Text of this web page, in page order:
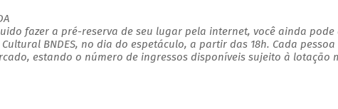
fazer a pré-reserva de seu lugar pela internet, você ainda
BNDES, no dia do espetáculo, a partir das 18h. Cada
estando o número de ingressos disponíveis sujeito à lotação